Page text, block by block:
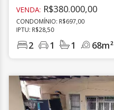
VENDA: R$380.000,00
CONDOMÍNIO: R$697,00
IPTU: R$28,50
2 1 1 68m²